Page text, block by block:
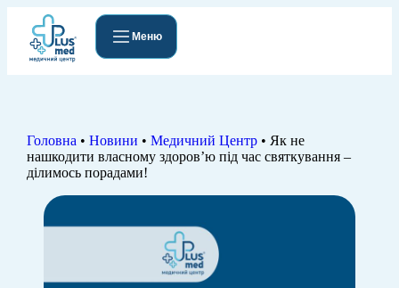
Меню
Головна • Новини • Медичний Центр• Як не
нашкодити власному здоровʼю під час святкування –
ділимось порадами!